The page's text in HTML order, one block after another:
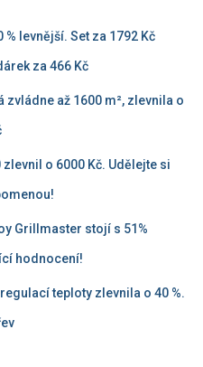
levnější. Set za 1792 Kč
za 466 Kč
zvládne až 1600 m², zlevnila o
o 6000 Kč. Udělejte si
Grillmaster stojí s 51%
hodnocení!
teploty zlevnila o 40 %.